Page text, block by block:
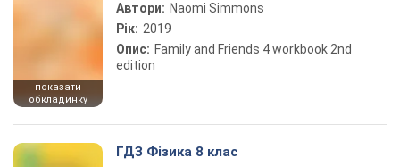
показати
обкладинку
Автори: Naomi Simmons
Рік: 2019
Опис: Family and Friends 4 workbook 2nd
edition
ГДЗ Фізика 8 клас